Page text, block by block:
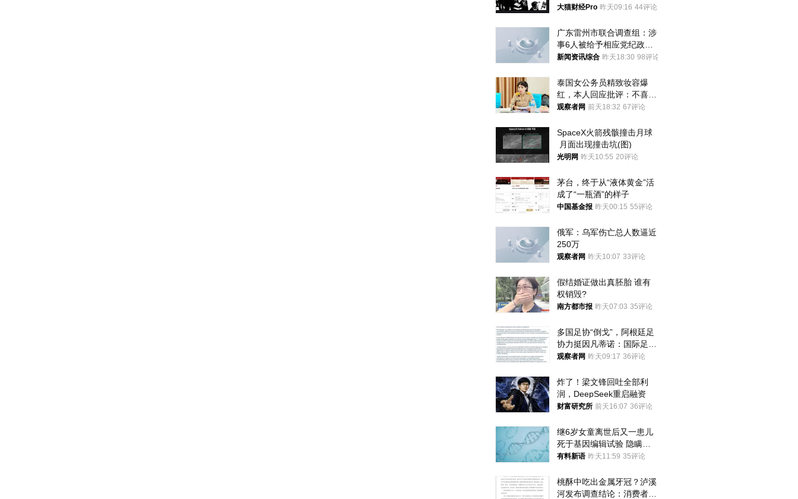
大猫财经Pro 昨天09:16 44评论
广东雷州市联合调查组：涉
事6人被给予相应党纪政务
处分和组织处理
新闻资讯综合 昨天18:30 98评论
泰国女公务员精致妆容爆
红，本人回应批评：不喜欢
就别看
观察者网 前天18:32 67评论
SpaceX火箭残骸撞击月球
月面出现撞击坑(图)
光明网 昨天10:55 20评论
茅台，终于从“液体黄金”活
成了“一瓶酒”的样子
中国基金报 昨天00:15 55评论
俄军：乌军伤亡总人数逼近
250万
观察者网 昨天10:07 33评论
假结婚证做出真胚胎 谁有
权销毁?
南方都市报 昨天07:03 35评论
多国足协“倒戈”，阿根廷足
协力挺因凡蒂诺：国际足联
今后应继续在其领导下前行
观察者网 昨天09:17 36评论
炸了！梁文锋回吐全部利
润，DeepSeek重启融资
财富研究所 前天16:07 36评论
继6岁女童离世后又一患儿
死于基因编辑试验 隐瞒一
年才对外披露
有料新语 昨天11:59 35评论
桃酥中吃出金属牙冠？泸溪
河发布调查结论：消费者已